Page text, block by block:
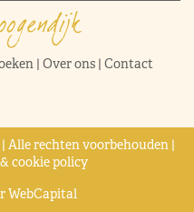
| Over ons| Contact
Alle rechten voorbehouden |
cookie policy
WebCapital